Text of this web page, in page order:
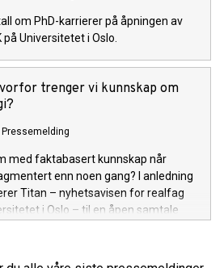
om PhD-karrierer på åpningen av
på Universitetet i Oslo.
trenger vi kunnskap om
Pressemelding
med faktabasert kunnskap når
enn noen gang? I anledning
Titan – nyhetsavisen for realfag
i Oslo – til en åpen samtale